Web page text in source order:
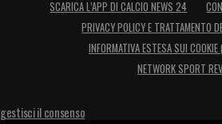
SCARICA L’APP DI CALCIO NEWS 24
PRIVACY POLICY E TRATTAMENTO
INFORMATIVA ESTESA SUI COOKIE
NETWORK SPORT
gestisci il consenso